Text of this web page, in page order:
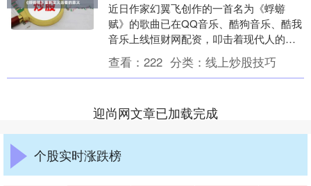
近日作家幻翼飞创作的一首名为《蜉蝣
赋》的歌曲已在QQ音乐、酷狗音乐、酷我
音乐上线恒财网配资，叩击着现代人的心
灵。幻翼飞通过蜉蝣这一微小生物的视
角，完成了一场关于....
查看： 222 分类： 线上炒股技巧
迎尚网文章已加载完成
个股实时涨跌榜